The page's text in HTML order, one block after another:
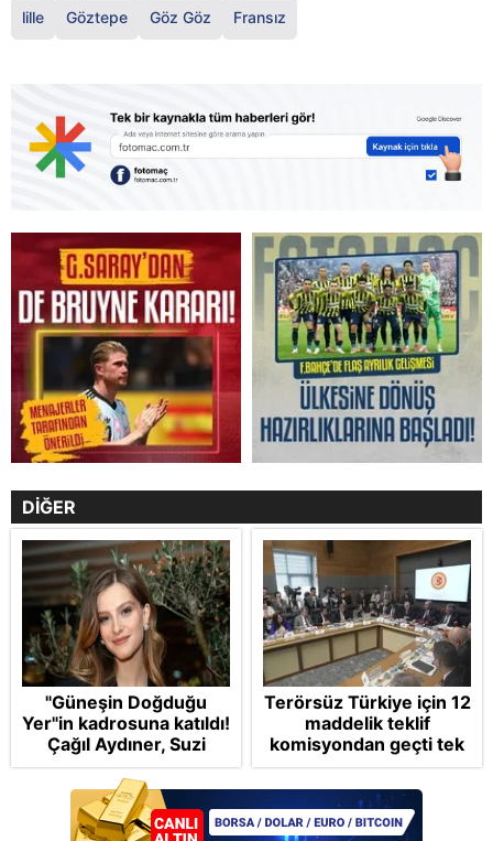
lille Göztepe Göz Göz Fransız
DİĞER
"Güneşin Doğduğu
Yer"in kadrosuna katıldı!
Çağıl Aydıner, Suzi
karakteriyle geliyor
Terörsüz Türkiye için 12
maddelik teklif
komisyondan geçti tek
madde değişti!
Soruşturma ve cezalar
hangi şartlarda
ertelenecek?